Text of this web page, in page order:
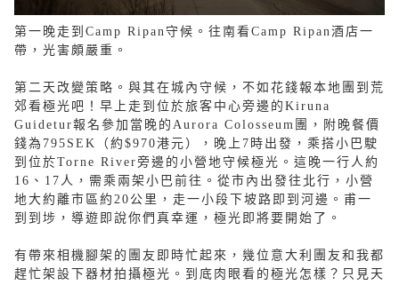
第一晚走到Camp Ripan守候。往南看Camp Ripan酒店一
帶，光害頗嚴重。
第二天改變策略。與其在城內守候，不如花錢報本地團到荒
郊看極光吧！早上走到位於旅客中心旁邊的Kiruna
Guidetur報名參加當晚的Aurora Colosseum團，附晚餐價
錢為795SEK（約$970港元），晚上7時出發，乘搭小巴駛
到位於Torne River旁邊的小營地守候極光。這晚一行人約
16、17人，需乘兩架小巴前往。從市內出發往北行，小營
地大約離市區約20公里，走一小段下坡路即到河邊。甫一
到到埗，導遊即說你們真幸運，極光即將要開始了。
有帶來相機腳架的團友即時忙起來，幾位意大利團友和我都
趕忙架設下器材拍攝極光。到底肉眼看的極光怎樣？只見天